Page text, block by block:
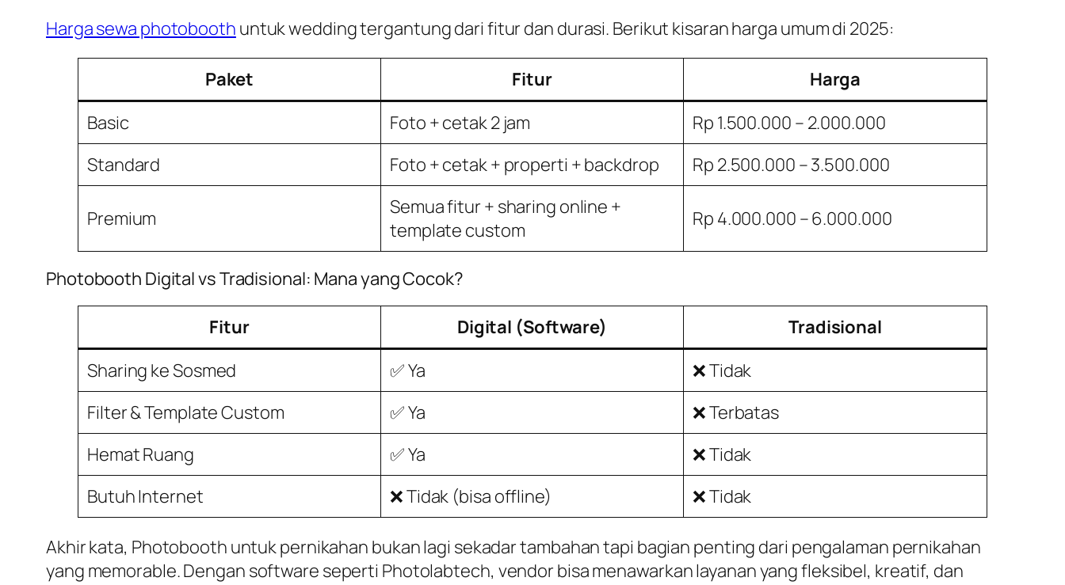
Harga sewa photobooth untuk wedding tergantung dari fitur dan durasi. Berikut kisaran harga umum di 2025:
Paket Fitur
Harga
Basic
Foto + cetak 2 jam
Rp 1.500.000 – 2.000.000
Standard
Foto + cetak + properti + backdrop Rp 2.500.000 – 3.500.000
Premium
Semua fitur + sharing online +
template custom
Rp 4.000.000 – 6.000.000
Photobooth Digital vs Tradisional: Mana yang Cocok?
Fitur Digital (Software)
Tradisional
Sharing ke Sosmed
✅ Ya
❌ Tidak
Filter & Template Custom
✅ Ya
❌ Terbatas
Hemat Ruang
✅ Ya
❌ Tidak
Butuh Internet
❌ Tidak (bisa offline) ❌ Tidak
Akhir kata, Photobooth untuk pernikahan bukan lagi sekadar tambahan tapi bagian penting dari pengalaman pernikahan
yang memorable. Dengan software seperti Photolabtech, vendor bisa menawarkan layanan yang fleksibel, kreatif, dan